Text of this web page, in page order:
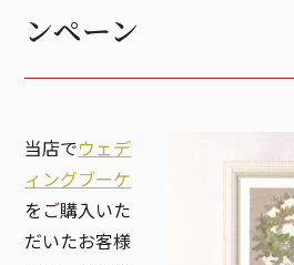
ンペーン
当店でウェデ
ィングブーケ
をご購入いた
だいたお客様